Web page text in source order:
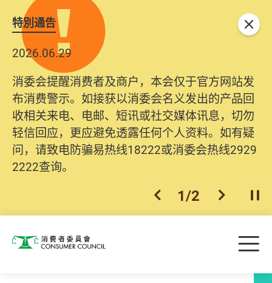
特別通告
2026.06.29
消委会提醒消费者及商户，本会仅于官方网站发
布消费警示。如接获以消委会名义发出的产品回
收相关来电、电邮、短讯或社交媒体讯息，切勿
轻信回应，更应避免透露任何个人资料。如有疑
问，请致电防骗易热线18222或消委会热线2929
2222查询。
上一个
1/2 下一个开
关闭
消费者委员会 目